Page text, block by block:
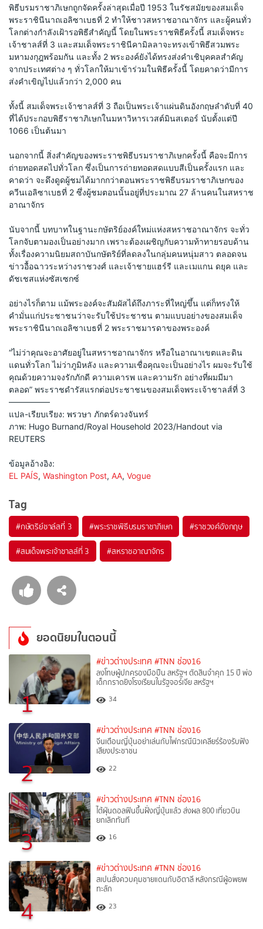
พิธีบรมราชาภิเษกถูกจัดครั้งล่าสุดเมื่อปี 1953 ในรัชสมัยของสมเด็จ
พระราชินีนาถเอลิซาเบธที่ 2 ทำให้ชาวสหราชอาณาจักร และผู้คนทั่ว
โลกต่างกำลังเฝ้ารอพิธีสำคัญนี้ โดยในพระราชพิธีครั้งนี้ สมเด็จพระ
เจ้าชาลส์ที่ 3 และสมเด็จพระราชินีคามิลลาจะทรงเข้าพิธีสวมพระ
มหามงกุฎพร้อมกัน และทั้ง 2 พระองค์ยังได้ทรงส่งคำเชิบุคคลสำคัญ
จากประเทศต่าง ๆ ทั่วโลกให้มาเข้าร่วมในพิธีครั้งนี้ โดยคาดว่ามีการ
ส่งคำเขิญไปแล้วกว่า 2,000 คน
ทั้งนี้ สมเด็จพระเจ้าชาลส์ที่ 3 ถือเป็นพระเจ้าแผ่นดินอังกฤษลำดับที่ 40
ที่ได้ประกอบพิธีราชาภิเษกในมหาวิหารเวสต์มินสเตอร์ นับตั้งแต่ปี
1066 เป็นต้นมา
นอกจากนี้ สิ่งสำคัญของพระราชพิธีบรมราชาภิเษกครั้งนี้ คือจะมีการ
ถ่ายทอดสดไปทั่วโลก ซึ่งเป็นการถ่ายทอดสดแบบสีเป็นครั้งแรก และ
คาดว่า จะดึงดูดผู้ชมได้มากกว่าตอนพระราชพิธีบรมราชาภิเษกของ
ควีนเอลิซาเบธที่ 2 ซึ่งผู้ชมตอนนั้นอยู่ที่ประมาณ 27 ล้านคนในสหราช
อาณาจักร
นับจากนี้ บทบาทในฐานะกษัตริย์องค์ใหม่แห่งสหราชอาณาจักร จะทั่ว
โลกจับตามองเป็นอย่างมาก เพราะต้องเผชิญกับความท้าทายรอบด้าน
ทั้งเรื่องความนิยมสถาบันกษัตริย์ที่ลดลงในกลุ่มคนหนุ่มสาว ตลอดจน
ข่าวอื้อฉาวระหว่างราชวงศ์ และเจ้าชายแฮร์รี และเมแกน ดยุค และ
ดัชเชสแห่งซัสเซกซ์
อย่างไรก็ตาม แม้พระองค์จะสัมผัสได้ถึงภาระที่ใหญ่ขึ้น แต่ก็ทรงให้
คำมั่นแก่ประชาชนว่าจะรับใช้ประชาชน ตามแบบอย่างของสมเด็จ
พระราชินีนาถเอลิซาเบธที่ 2 พระราชมารดาของพระองค์
“ไม่ว่าคุณจะอาศัยอยู่ในสหราชอาณาจักร หรือในอาณาเขตและดิน
แดนทั่วโลก ไม่ว่าภูมิหลัง และความเชื่อคุณจะเป็นอย่างไร ผมจะรับใช้
คุณด้วยความจงรักภักดี ความเคารพ และความรัก อย่างที่ผมมีมา
ตลอด” พระราชดำรัสแรกต่อประชาชนของสมเด็จพระเจ้าชาลส์ที่ 3
—————
แปล-เรียบเรียง: พรวษา ภักตร์ดวงจันทร์
ภาพ: Hugo Burnand/Royal Household 2023/Handout via
REUTERS
ข้อมูลอ้างอิง:
EL PAÍS, Washington Post, AA, Vogue
Tag
#กษัตริย์ชาล์สที่ 3 #พระราชพิธีบรมราชาภิเษก #ราชวงศ์อังกฤษ
#สมเด็จพระเจ้าชาลส์ที่ 3 #สหราชอาณาจักร
ยอดนิยมในตอนนี้
1
#ข่าวต่างประเทศ #TNN ช่อง16
ลงโทษผู้ปกครองมือปืน สหรัฐฯ ตัดสินจำคุก 15 ปี พ่อ
เด็กกราดยิงโรงเรียนในรัฐจอร์เจีย สหรัฐฯ
34
2
#ข่าวต่างประเทศ #TNN ช่อง16
จีนเตือนญี่ปุ่นอย่าเล่นกับไฟกรณีนิวเคลียร์ร้องรับฟัง
เสียงประชาชน
22
3
#ข่าวต่างประเทศ #TNN ช่อง16
ไต้ฝุ่นดอลฟินขึ้นฝั่งญี่ปุ่นแล้ว ส่งผล 800 เที่ยวบิน
ยกเลิกทันที
16
4
#ข่าวต่างประเทศ #TNN ช่อง16
สเปนสั่งควบคุมชายแดนกับอิตาลี หลังกรณีผู้อพยพ
ทะลัก
23